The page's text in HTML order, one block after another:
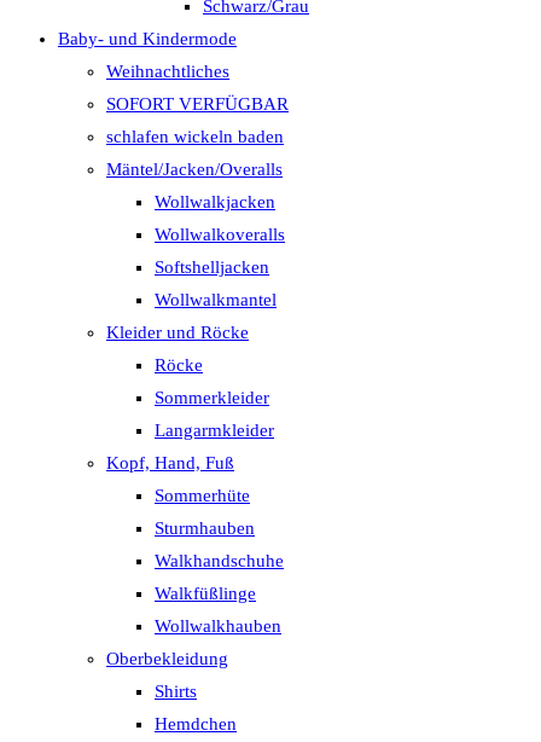
Schwarz/Grau
Baby- und Kindermode
Weihnachtliches
SOFORT VERFÜGBAR
schlafen wickeln baden
Mäntel/Jacken/Overalls
Wollwalkjacken
Wollwalkoveralls
Softshelljacken
Wollwalkmantel
Kleider und Röcke
Röcke
Sommerkleider
Langarmkleider
Kopf, Hand, Fuß
Sommerhüte
Sturmhauben
Walkhandschuhe
Walkfüßlinge
Wollwalkhauben
Oberbekleidung
Shirts
Hemdchen